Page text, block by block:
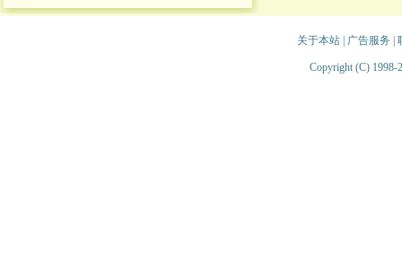
关于本站| 广告服务
Copyright (C) 1998-